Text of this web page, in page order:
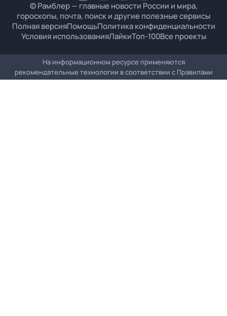
© Рамблер — главные новости России и мира,
гороскопы, почта, поиск и другие полезные сервисы
Полная версияПомощьПолитика конфиденциальности
Условия использованияЛайкиТоп-100Все проекты
На информационном ресурсе применяются
рекомендательные технологии в соответствии с Правилами